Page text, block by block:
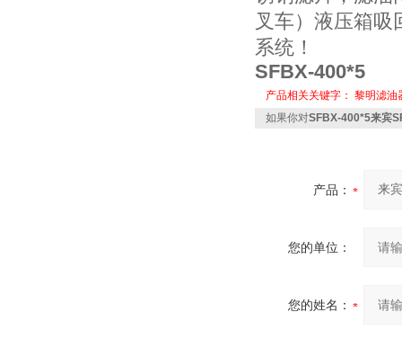
叉车）液压箱
系统！
SFBX-400*5
产品相关关键字： 黎明滤油
如果你对SFBX-400*5来宾
产品：
您的单位：
您的姓名：